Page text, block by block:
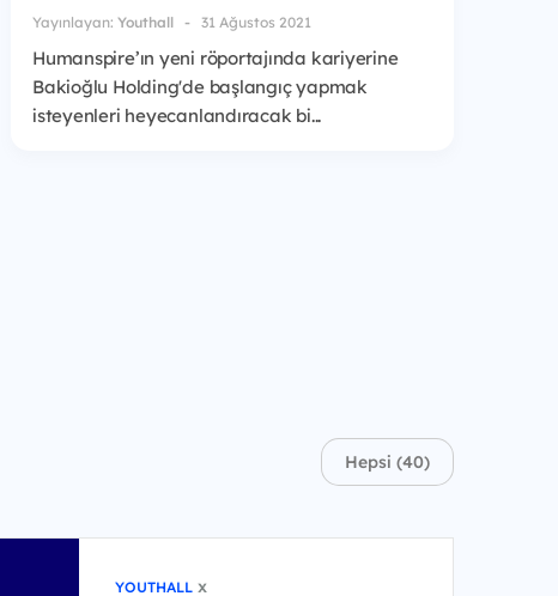
Yayınlayan: Youthall 31 Ağustos 2021
Humanspire’ın yeni röportajında kariyerine
Bakioğlu Holding'de başlangıç yapmak
isteyenleri heyecanlandıracak bi...
Hepsi (40)
YOUTHALL x